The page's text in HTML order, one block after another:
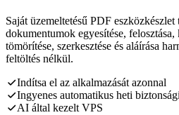
Saját üzemeltetésű PDF
dokumentumok egyesítése,
tömörítése, szerkesztése és aláírása
feltöltés nélkül.
Indítsa el az alkalmazását azonnal
Ingyenes automatikus heti
AI által kezelt VPS